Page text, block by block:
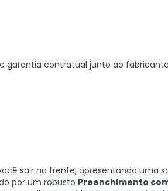
garantia contratual junto ao
sair na frente, apresentando uma
por um robusto Preenchimento